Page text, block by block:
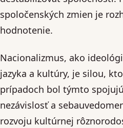
spoločenských zmien je
hodnotenie.
Nacionalizmus, ako
jazyka a kultúry, je silou,
prípadoch bol týmto
nezávislosť a
rozvoju kultúrnej